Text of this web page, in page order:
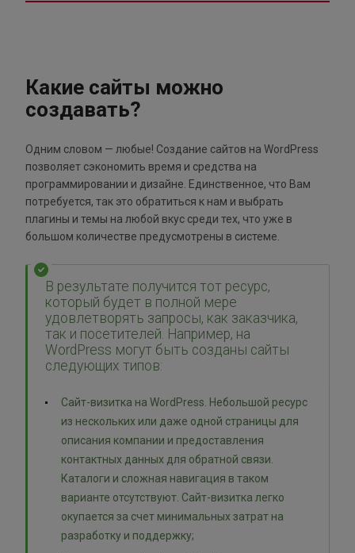
Какие сайты можно
создавать?
Одним словом — любые! Создание сайтов на WordPress
позволяет сэкономить время и средства на
программировании и дизайне. Единственное, что Вам
потребуется, так это обратиться к нам и выбрать
плагины и темы на любой вкус среди тех, что уже в
большом количестве предусмотрены в системе.
В результате получится тот ресурс,
который будет в полной мере
удовлетворять запросы, как заказчика,
так и посетителей. Например, на
WordPress могут быть созданы сайты
следующих типов:
Сайт-визитка на WordPress. Небольшой ресурс
из нескольких или даже одной страницы для
описания компании и предоставления
контактных данных для обратной связи.
Каталоги и сложная навигация в таком
варианте отсутствуют. Сайт-визитка легко
окупается за счет минимальных затрат на
разработку и поддержку;